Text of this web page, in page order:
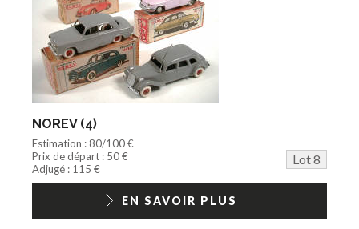
NOREV (4)
Estimation : 80/100 €
Prix de départ : 50 €
Lot 8
Adjugé : 115 €
EN SAVOIR PLUS